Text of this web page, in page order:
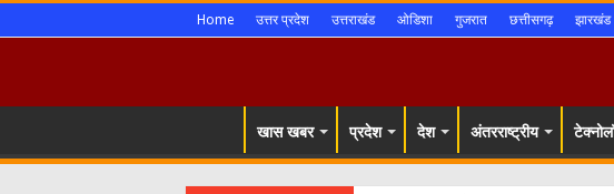
Home उत्तर प्रदेश उत्तराखंड ओडिशा गुजरात छत्तीसगढ़ झारखंड
खास खबर प्रदेश देश अंतरराष्ट्रीय